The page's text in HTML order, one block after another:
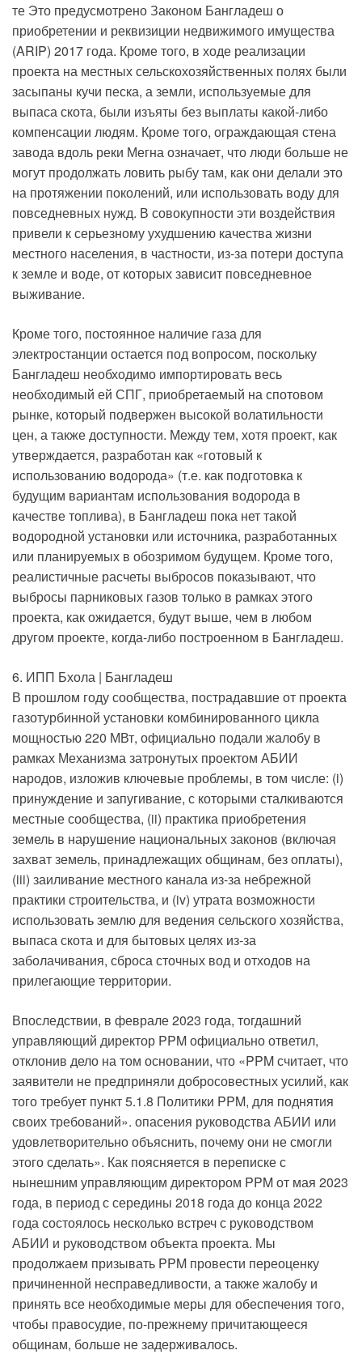
те Это предусмотрено Законом Бангладеш о
приобретении и реквизиции недвижимого имущества
(ARIP) 2017 года. Кроме того, в ходе реализации
проекта на местных сельскохозяйственных полях были
засыпаны кучи песка, а земли, используемые для
выпаса скота, были изъяты без выплаты какой-либо
компенсации людям. Кроме того, ограждающая стена
завода вдоль реки Мегна означает, что люди больше не
могут продолжать ловить рыбу там, как они делали это
на протяжении поколений, или использовать воду для
повседневных нужд. В совокупности эти воздействия
привели к серьезному ухудшению качества жизни
местного населения, в частности, из-за потери доступа
к земле и воде, от которых зависит повседневное
выживание.
Кроме того, постоянное наличие газа для
электростанции остается под вопросом, поскольку
Бангладеш необходимо импортировать весь
необходимый ей СПГ, приобретаемый на спотовом
рынке, который подвержен высокой волатильности
цен, а также доступности. Между тем, хотя проект, как
утверждается, разработан как «готовый к
использованию водорода» (т.е. как подготовка к
будущим вариантам использования водорода в
качестве топлива), в Бангладеш пока нет такой
водородной установки или источника, разработанных
или планируемых в обозримом будущем. Кроме того,
реалистичные расчеты выбросов показывают, что
выбросы парниковых газов только в рамках этого
проекта, как ожидается, будут выше, чем в любом
другом проекте, когда-либо построенном в Бангладеш.
6. ИПП Бхола | Бангладеш
В прошлом году сообщества, пострадавшие от проекта
газотурбинной установки комбинированного цикла
мощностью 220 МВт, официально подали жалобу в
рамках Механизма затронутых проектом АБИИ
народов, изложив ключевые проблемы, в том числе: (i)
принуждение и запугивание, с которыми сталкиваются
местные сообщества, (ii) практика приобретения
земель в нарушение национальных законов (включая
захват земель, принадлежащих общинам, без оплаты),
(iii) заиливание местного канала из-за небрежной
практики строительства, и (iv) утрата возможности
использовать землю для ведения сельского хозяйства,
выпаса скота и для бытовых целях из-за
заболачивания, сброса сточных вод и отходов на
прилегающие территории.
Впоследствии, в феврале 2023 года, тогдашний
управляющий директор PPM официально ответил,
отклонив дело на том основании, что «PPM считает, что
заявители не предприняли добросовестных усилий, как
того требует пункт 5.1.8 Политики PPM, для поднятия
своих требований». опасения руководства АБИИ или
удовлетворительно объяснить, почему они не смогли
этого сделать». Как поясняется в переписке с
нынешним управляющим директором PPM от мая 2023
года, в период с середины 2018 года до конца 2022
года состоялось несколько встреч с руководством
АБИИ и руководством объекта проекта. Мы
продолжаем призывать PPM провести переоценку
причиненной несправедливости, а также жалобу и
принять все необходимые меры для обеспечения того,
чтобы правосудие, по-прежнему причитающееся
общинам, больше не задерживалось.